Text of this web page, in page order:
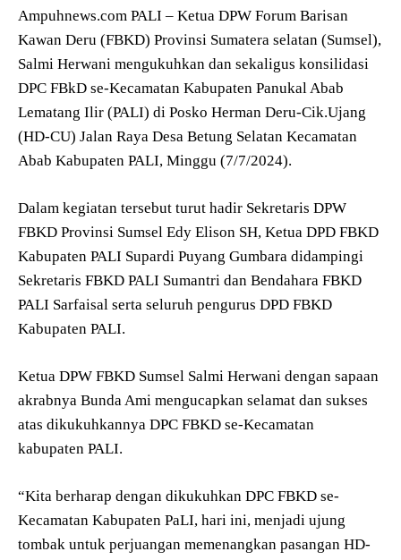
Ampuhnews.com PALI – Ketua DPW Forum Barisan
Kawan Deru (FBKD) Provinsi Sumatera selatan (Sumsel),
Salmi Herwani mengukuhkan dan sekaligus konsilidasi
DPC FBkD se-Kecamatan Kabupaten Panukal Abab
Lematang Ilir (PALI) di Posko Herman Deru-Cik.Ujang
(HD-CU) Jalan Raya Desa Betung Selatan Kecamatan
Abab Kabupaten PALI, Minggu (7/7/2024).
Dalam kegiatan tersebut turut hadir Sekretaris DPW
FBKD Provinsi Sumsel Edy Elison SH, Ketua DPD FBKD
Kabupaten PALI Supardi Puyang Gumbara didampingi
Sekretaris FBKD PALI Sumantri dan Bendahara FBKD
PALI Sarfaisal serta seluruh pengurus DPD FBKD
Kabupaten PALI.
Ketua DPW FBKD Sumsel Salmi Herwani dengan sapaan
akrabnya Bunda Ami mengucapkan selamat dan sukses
atas dikukuhkannya DPC FBKD se-Kecamatan
kabupaten PALI.
“Kita berharap dengan dikukuhkan DPC FBKD se-
Kecamatan Kabupaten PaLI, hari ini, menjadi ujung
tombak untuk perjuangan memenangkan pasangan HD-